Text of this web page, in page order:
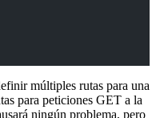
múltiples rutas para una
para peticiones GET a la
ningún problema, pero